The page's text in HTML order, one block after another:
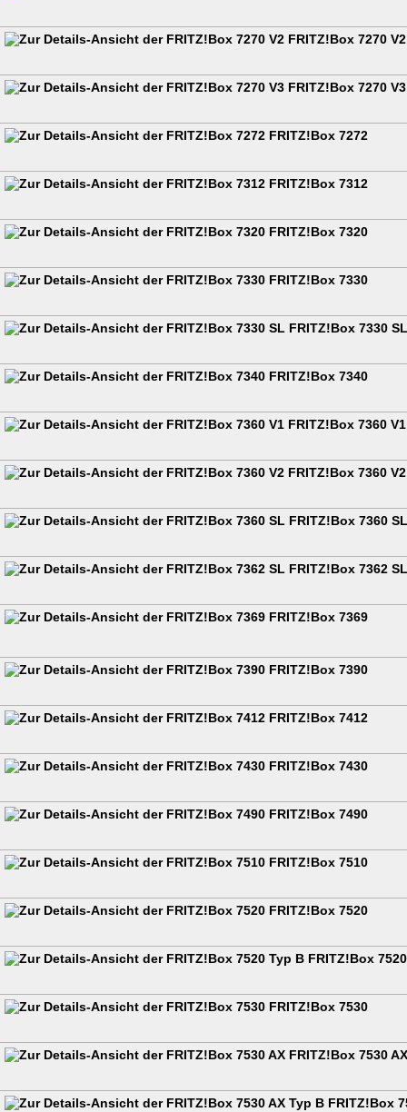
FRITZ!Box 7270 V2
FRITZ!Box 7270 V3
FRITZ!Box 7272
FRITZ!Box 7312
FRITZ!Box 7320
FRITZ!Box 7330
FRITZ!Box 7330 SL
FRITZ!Box 7340
FRITZ!Box 7360 V1
FRITZ!Box 7360 V2
FRITZ!Box 7360 SL
FRITZ!Box 7362 SL
FRITZ!Box 7369
FRITZ!Box 7390
FRITZ!Box 7412
FRITZ!Box 7430
FRITZ!Box 7490
FRITZ!Box 7510
FRITZ!Box 7520
FRITZ!Box
FRITZ!Box 7530
FRITZ!Box 7530 AX
FRITZ!Box